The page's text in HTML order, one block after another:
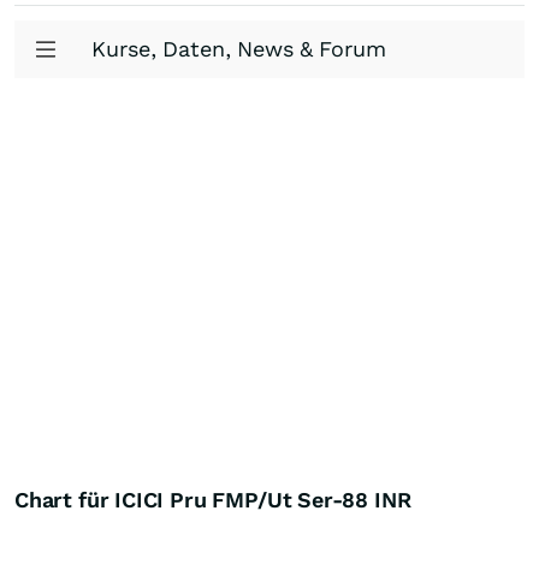
Kurse, Daten, News & Forum
Chart für ICICI Pru FMP/Ut Ser-88 INR